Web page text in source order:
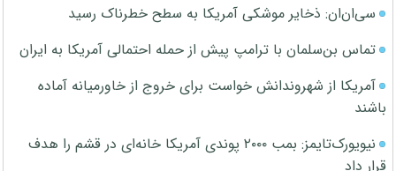
سی‌ان‌ان: ذخایر موشکی آمریکا به سطح خطرناک رسید
تماس بن‌سلمان با ترامپ پیش از حمله احتمالی آمریکا به ایران
آمریکا از شهروندانش خواست برای خروج از خاورمیانه آماده
باشند
نیویورک‌تایمز: بمب ۲۰۰۰ پوندی آمریکا خانه‌ای در قشم را هدف
قرار داد